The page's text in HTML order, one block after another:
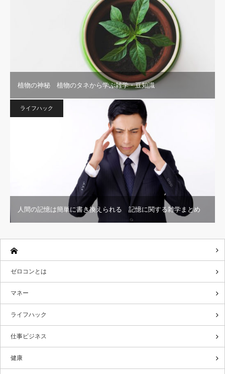
植物の神秘 植物のタネから学ぶ雑学・豆知識
ライフハック
人間の記憶は簡単に書き換えられる 記憶に関する雑学まとめ
ゼロコンとは
マネー
ライフハック
仕事ビジネス
健康